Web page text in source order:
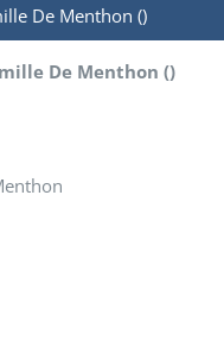
De Menthon ()
De Menthon ()